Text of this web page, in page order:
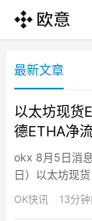
最新文章
以太坊现货
德ETHA净
okx 8月5日消
日）以太坊现
最多的以太坊
净流入为
OK快讯 13分